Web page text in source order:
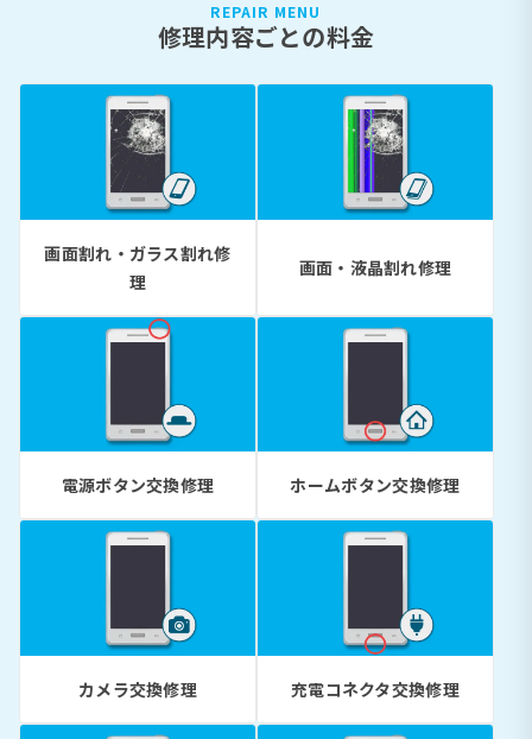
REPAIR MENU
修理内容ごとの料金
画面割れ・ガラス割れ修
理
画面・液晶割れ修理
電源ボタン交換修理 ホームボタン交換修理
カメラ交換修理 充電コネクタ交換修理